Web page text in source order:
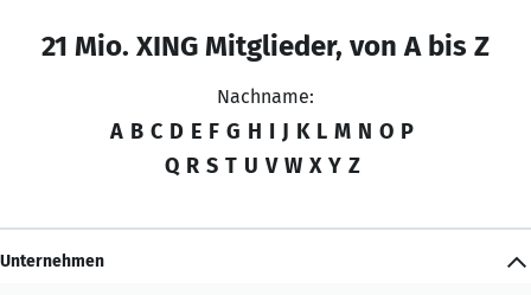
21 Mio. XING Mitglieder, von A bis Z
Nachname:
A B C D E F G H I J K L M N O P
Q R S T U V W X Y Z
Unternehmen